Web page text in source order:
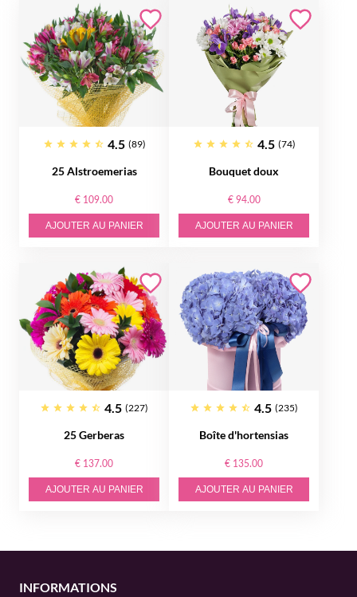
4.5 (89)
25 Alstroemerias
€ 109.00
AJOUTER AU PANIER
4.5 (74)
Bouquet doux
€ 94.00
AJOUTER AU PANIER
4.5 (227)
25 Gerberas
€ 137.00
AJOUTER AU PANIER
4.5 (235)
Boîte d'hortensias
€ 135.00
AJOUTER AU PANIER
INFORMATIONS